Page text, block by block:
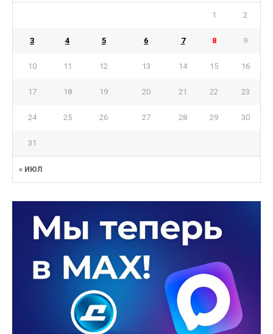
« ИЮЛ
1 2
3 4 5 6 7 8 9
10 11 12 13 14 15 16
17 18 19 20 21 22 23
24 25 26 27 28 29 30
31